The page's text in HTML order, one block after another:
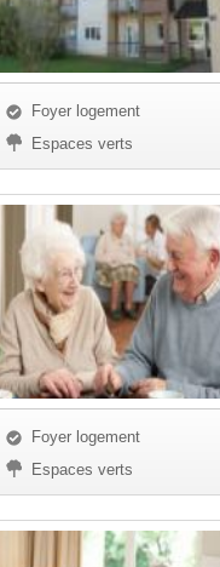
Foyer logement
Espaces verts
Foyer logement
Espaces verts